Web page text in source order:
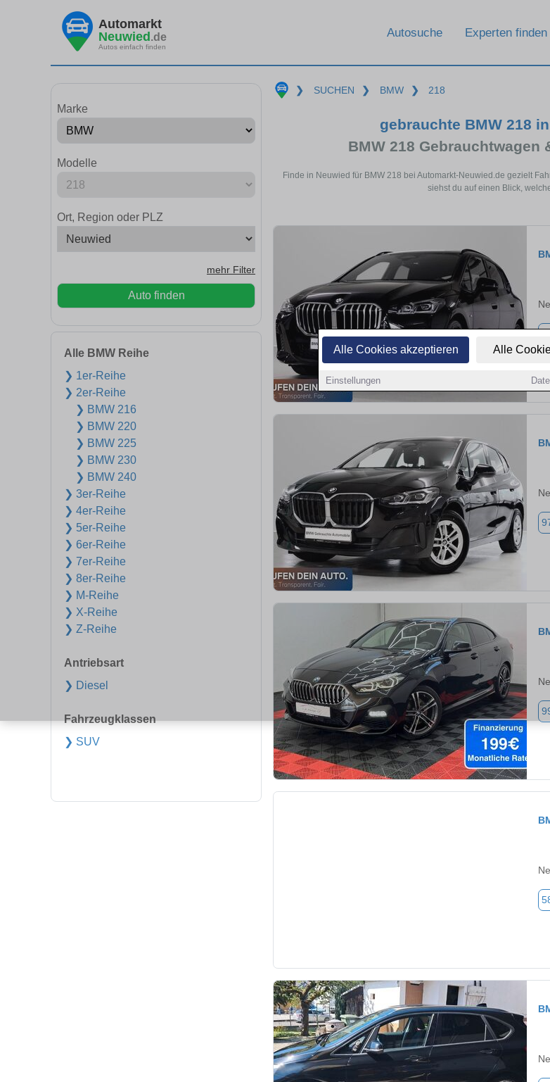
Alle Cookies akzeptieren Alle
Einstellungen
Automarkt
Neuwied.de
Autos einfach finden
Autosuche Experten finden
Marke
Modelle
Ort, Region oder PLZ
mehr Filter
Auto finden
Alle BMW Reihe
❯ 1er-Reihe
❯ 2er-Reihe
❯ BMW 216
❯ BMW 220
❯ BMW 225
❯ BMW 230
❯ BMW 240
❯ 3er-Reihe
❯ 4er-Reihe
❯ 5er-Reihe
❯ 6er-Reihe
❯ 7er-Reihe
❯ 8er-Reihe
❯ M-Reihe
❯ X-Reihe
❯ Z-Reihe
Antriebsart
❯ Diesel
Fahrzeugklassen
❯ SUV
❯ SUCHEN ❯ BMW ❯ 218
gebrauchte BMW 218
BMW 218
Finde in Neuwied für BMW 218 bei Automarkt-Neuwied.de gezielt
siehst du auf einen Blick,